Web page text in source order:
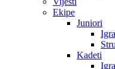
Ekipe
Juniori
Kadeti